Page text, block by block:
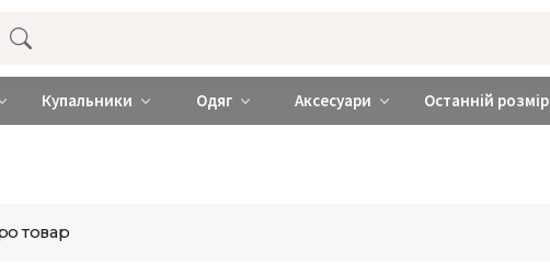
нижню жіночу білизну ❤️ brabrabra ❤️ Київ та Україна
Купальники Одяг Аксесуари Останній розмір
товар